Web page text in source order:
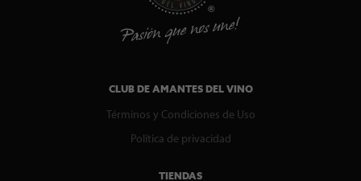
CLUB DE AMANTES DEL VINO
Términos y Condiciones de Uso
Política de privacidad
TIENDAS